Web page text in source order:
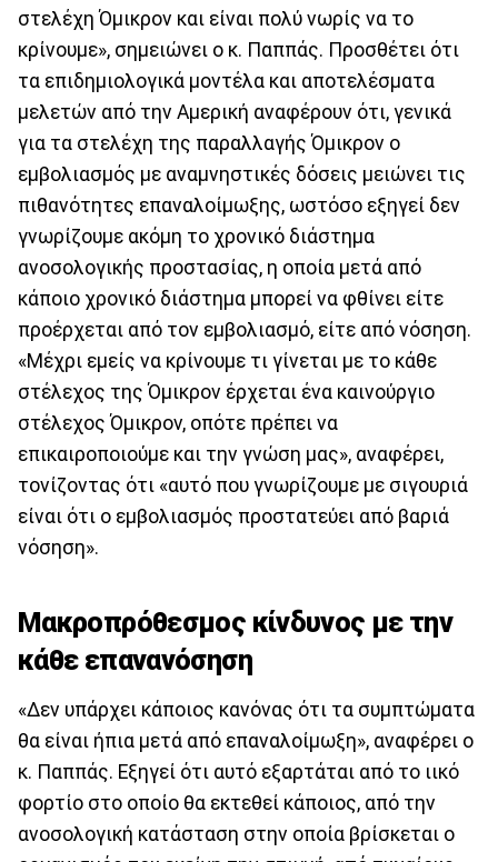
στελέχη Όμικρον και είναι πολύ νωρίς να το
κρίνουμε», σημειώνει ο κ. Παππάς. Προσθέτει ότι
τα επιδημιολογικά μοντέλα και αποτελέσματα
μελετών από την Αμερική αναφέρουν ότι, γενικά
για τα στελέχη της παραλλαγής Όμικρον ο
εμβολιασμός με αναμνηστικές δόσεις μειώνει τις
πιθανότητες επαναλοίμωξης, ωστόσο εξηγεί δεν
γνωρίζουμε ακόμη το χρονικό διάστημα
ανοσολογικής προστασίας, η οποία μετά από
κάποιο χρονικό διάστημα μπορεί να φθίνει είτε
προέρχεται από τον εμβολιασμό, είτε από νόσηση.
«Μέχρι εμείς να κρίνουμε τι γίνεται με το κάθε
στέλεχος της Όμικρον έρχεται ένα καινούργιο
στέλεχος Όμικρον, οπότε πρέπει να
επικαιροποιούμε και την γνώση μας», αναφέρει,
τονίζοντας ότι «αυτό που γνωρίζουμε με σιγουριά
είναι ότι ο εμβολιασμός προστατεύει από βαριά
νόσηση».
Μακροπρόθεσμος κίνδυνος με την
κάθε επανανόσηση
«Δεν υπάρχει κάποιος κανόνας ότι τα συμπτώματα
θα είναι ήπια μετά από επαναλοίμωξη», αναφέρει ο
κ. Παππάς. Εξηγεί ότι αυτό εξαρτάται από το ιικό
φορτίο στο οποίο θα εκτεθεί κάποιος, από την
ανοσολογική κατάσταση στην οποία βρίσκεται ο